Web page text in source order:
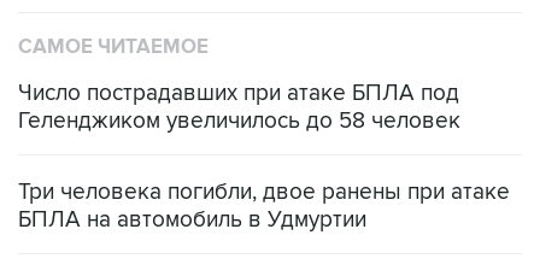
САМОЕ ЧИТАЕМОЕ
Число пострадавших при атаке БПЛА под
Геленджиком увеличилось до 58 человек
Три человека погибли, двое ранены при атаке
БПЛА на автомобиль в Удмуртии